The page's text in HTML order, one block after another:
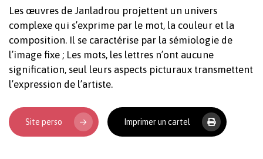
Votre panier est vide.
Les œuvres de Janladrou projettent un univers
complexe qui s’exprime par le mot, la couleur et la
composition. Il se caractérise par la sémiologie de
l’image fixe ; Les mots, les lettres n’ont aucune
signification, seul leurs aspects picturaux transmettent
l’expression de l’artiste.
Site perso Imprimer un cartel